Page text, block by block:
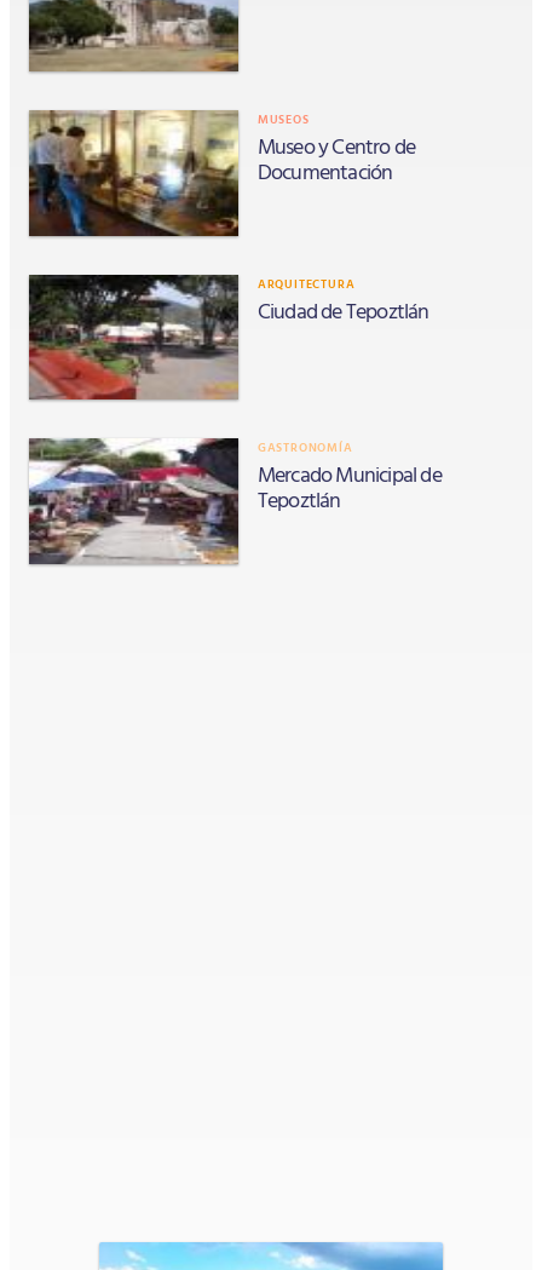
MUSEOS
Museo y Centro de
Documentación
ARQUITECTURA
Ciudad de Tepoztlán
GASTRONOMÍA
Mercado Municipal de
Tepoztlán